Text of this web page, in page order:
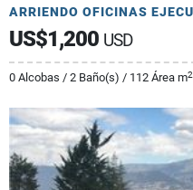
US$1,200 USD
0 Alcobas / 2 Baño(s) / 112 Área m2